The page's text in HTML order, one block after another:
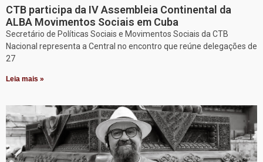
CTB participa da IV Assembleia Continental da
ALBA Movimentos Sociais em Cuba
Secretário de Políticas Sociais e Movimentos Sociais da CTB
Nacional representa a Central no encontro que reúne delegações de
27
Leia mais »